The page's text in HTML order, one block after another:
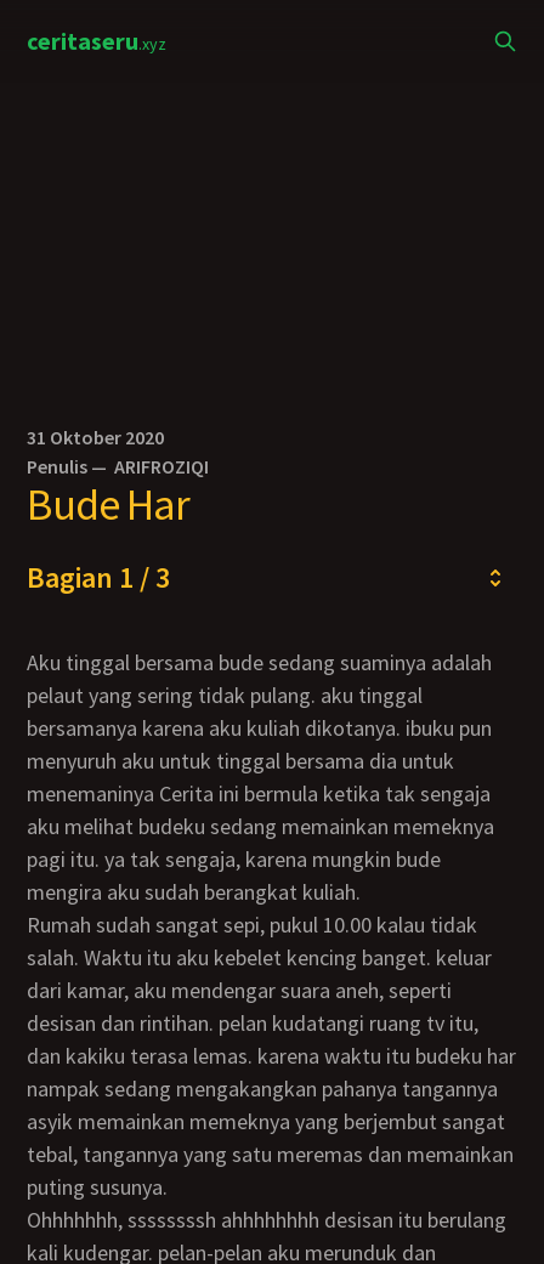
ceritaseru.xyz
31 Oktober 2020
Penulis —ARIFROZIQI
Bude Har
Bagian 1 / 3
Aku tinggal bersama bude sedang suaminya adalah
pelaut yang sering tidak pulang. aku tinggal
bersamanya karena aku kuliah dikotanya. ibuku pun
menyuruh aku untuk tinggal bersama dia untuk
menemaninya Cerita ini bermula ketika tak sengaja
aku melihat budeku sedang memainkan memeknya
pagi itu. ya tak sengaja, karena mungkin bude
mengira aku sudah berangkat kuliah.
Rumah sudah sangat sepi, pukul 10.00 kalau tidak
salah. Waktu itu aku kebelet kencing banget. keluar
dari kamar, aku mendengar suara aneh, seperti
desisan dan rintihan. pelan kudatangi ruang tv itu,
dan kakiku terasa lemas. karena waktu itu budeku har
nampak sedang mengakangkan pahanya tangannya
asyik memainkan memeknya yang berjembut sangat
tebal, tangannya yang satu meremas dan memainkan
puting susunya.
ohhhhhhh, ssssssssh ahhhhhhhh desisan itu berulang
kali kudengar. pelan-pelan aku merunduk dan